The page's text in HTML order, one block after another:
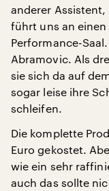
anderer
führt uns an
Performance-
Abramovic. Als
sie sich da auf
sogar leise ihre
schleifen.
Die komplette
Euro gekostet.
wie ein sehr
auch das sollte